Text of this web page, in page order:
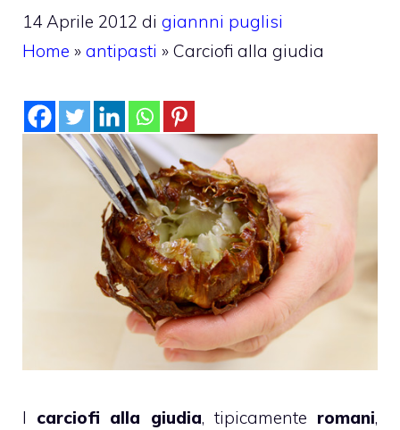
14 Aprile 2012 di giannni puglisi
Home » antipasti » Carciofi alla giudia
I carciofi alla giudia, tipicamente romani,